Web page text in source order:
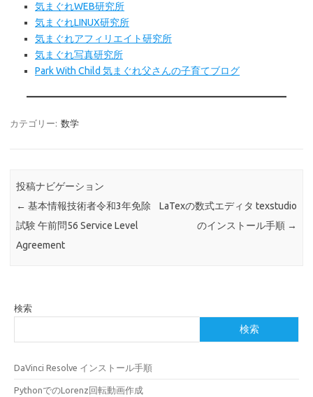
気まぐれWEB研究所
気まぐれLINUX研究所
気まぐれアフィリエイト研究所
気まぐれ写真研究所
Park With Child 気まぐれ父さんの子育てブログ
カテゴリー: 数学
投稿ナビゲーション
← 基本情報技術者令和3年免除
試験 午前問56 Service Level
Agreement
LaTexの数式エディタ texstudio
のインストール手順 →
検索
検索
DaVinci Resolve インストール手順
PythonでのLorenz回転動画作成